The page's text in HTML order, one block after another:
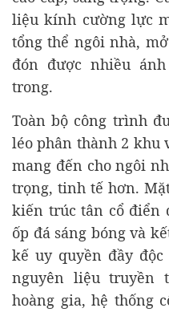
liệu kính cường lực
tổng thể ngôi nhà,
đón được nhiều
trong.
Toàn bộ công trình
léo phân thành 2 khu
mang đến cho ngôi
trọng, tinh tế hơn.
kiến trúc tân cổ điển
ốp đá sáng bóng và
kế uy quyền đầy
nguyên liệu truyền
hoàng gia, hệ thống